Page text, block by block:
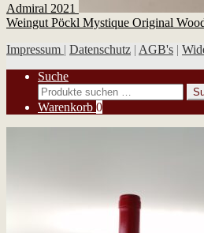
Admiral 2021
Weingut Pöckl Mystique Original
Impressum | Datenschutz | AGB's |
Suche
Suchen
nach:
Warenkorb 0